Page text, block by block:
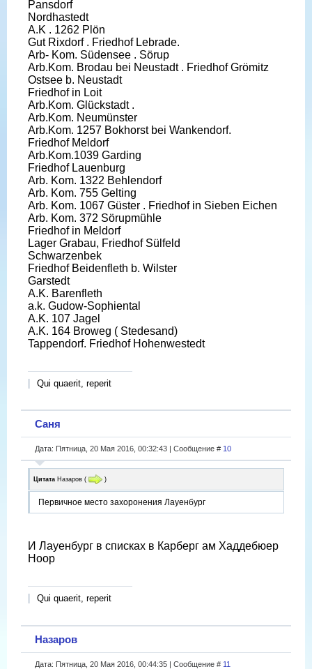
Pansdorf
Nordhastedt
A.K . 1262 Plön
Gut Rixdorf . Friedhof Lebrade.
Arb- Kom. Südensee . Sörup
Arb.Kom. Brodau bei Neustadt . Friedhof Grömitz
Ostsee b. Neustadt
Friedhof in Loit
Arb.Kom. Glückstadt .
Arb.Kom. Neumünster
Arb.Kom. 1257 Bokhorst bei Wankendorf.
Friedhof Meldorf
Arb.Kom.1039 Garding
Friedhof Lauenburg
Arb. Kom. 1322 Behlendorf
Arb. Kom. 755 Gelting
Arb. Kom. 1067 Güster . Friedhof in Sieben Eichen
Arb. Kom. 372 Sörupmühle
Friedhof in Meldorf
Lager Grabau, Friedhof Sülfeld
Schwarzenbek
Friedhof Beidenfleth b. Wilster
Garstedt
A.K. Barenfleth
a.k. Gudow-Sophiental
A.K. 107 Jagel
A.K. 164 Broweg ( Stedesand)
Tappendorf. Friedhof Hohenwestedt
Qui quaerit, reperit
Саня
Дата: Пятница, 20 Мая 2016, 00:32:43 | Сообщение # 10
Цитата Назаров ( )
Первичное место захоронения Лауенбург
И Лауенбург в списках в Карберг ам Хаддебюер
Ноор
Qui quaerit, reperit
Назаров
Дата: Пятница, 20 Мая 2016, 00:44:35 | Сообщение # 11